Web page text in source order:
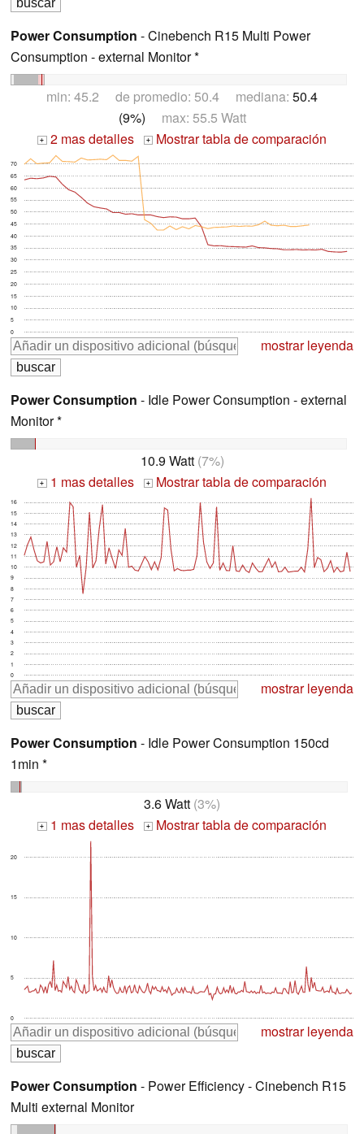
Power Consumption - Cinebench R15 Multi Power
Consumption - external Monitor *
min: 45.2 de promedio: 50.4 mediana: 50.4
(9%) max: 55.5 Watt
+ 2 mas detalles + Mostrar tabla de comparación
0
5
10
15
20
25
30
35
40
45
50
55
60
65
70
mostrar leyenda
Power Consumption - Idle Power Consumption - external
Monitor *
10.9 Watt(7%)
+ 1 mas detalles + Mostrar tabla de comparación
0
1
2
3
4
5
6
7
8
9
10
11
12
13
14
15
16
mostrar leyenda
Power Consumption - Idle Power Consumption 150cd
1min *
3.6 Watt (3%)
+ 1 mas detalles + Mostrar tabla de comparación
0
5
10
15
20
mostrar leyenda
Power Consumption - Power Efficiency - Cinebench R15
Multi external Monitor